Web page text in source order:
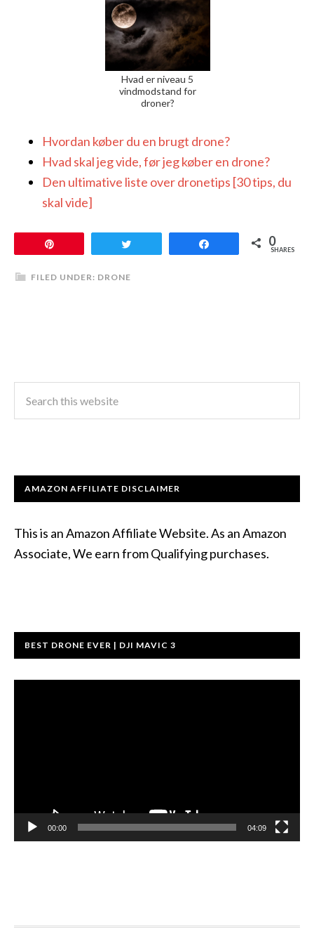
Hvad er niveau 5
vindmodstand for
droner?
Hvordan køber du en brugt drone?
Hvad skal jeg vide, før jeg køber en drone?
Den ultimative liste over dronetips [30 tips, du
skal vide]
0
SHARES
FILED UNDER: DRONE
AMAZON AFFILIATE DISCLAIMER
This is an Amazon Affiliate Website. As an Amazon
Associate, We earn from Qualifying purchases.
BEST DRONE EVER | DJI MAVIC 3
00:00 04:09